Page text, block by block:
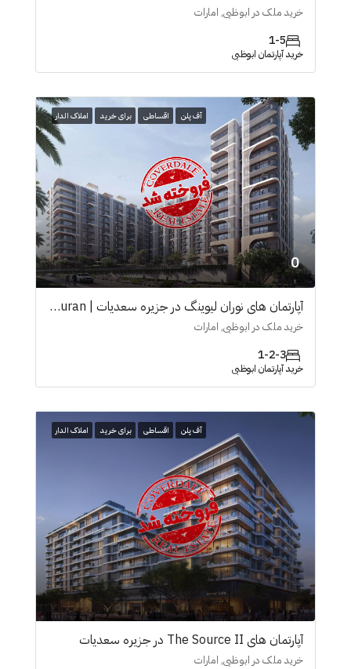
خرید ملک در ابوظبی, امارات
1-5
خرید آپارتمان ابوظبی
آف پلن اقساطی برای خرید املاک الدار
0
آپارتمان های نوران لیوینگ در جزیرە سعدیات | Nouran
خرید ملک در ابوظبی, امارات
1-2-3
خرید آپارتمان ابوظبی
آف پلن اقساطی برای خرید املاک الدار
آپارتمان های The Source II در جزیرە سعدیات
خرید ملک در ابوظبی, امارات